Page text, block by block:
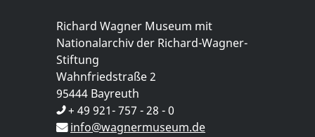
Richard Wagner Museum mit
Nationalarchiv der Richard-Wagner-
Stiftung
Wahnfriedstraße 2
95444 Bayreuth
+ 49 921- 757 - 28 - 0
info@wagnermuseum.de